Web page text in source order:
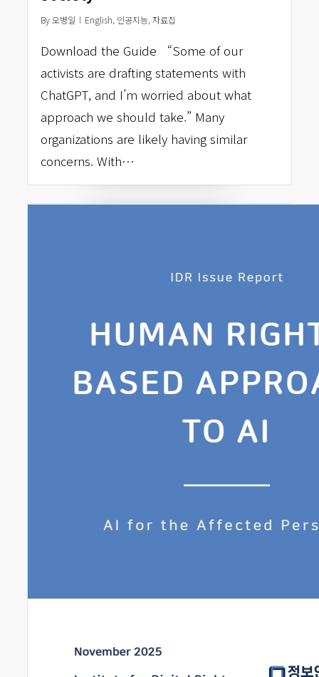
By 오병일 English, 인공지능,자료집
Download the Guide “Some of our
activists are drafting statements with
ChatGPT, and I’m worried about what
approach we should take.” Many
organizations are likely having similar
concerns. With…